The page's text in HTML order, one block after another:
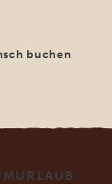
buchen